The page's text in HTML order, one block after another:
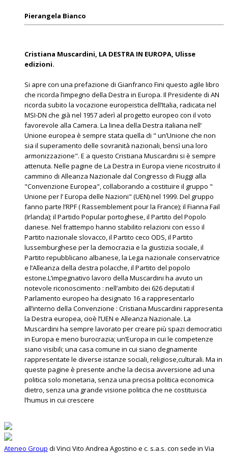
Pierangela Bianco
Cristiana Muscardini, LA DESTRA IN EUROPA, Ulisse
edizioni.
Si apre con una prefazione di Gianfranco Fini questo agile libro
che ricorda l’impegno della Destra in Europa. Il Presidente di AN
ricorda subito la vocazione europeistica dell’Italia, radicata nel
MSI-DN che già nel 1957 aderì al progetto europeo con il voto
favorevole alla Camera. La linea della Destra italiana nell’
Unione europea è sempre stata quella di " un’Unione che non
sia il superamento delle sovranità nazionali, bensì una loro
armonizzazione". E a questo Cristiana Muscardini si è sempre
attenuta. Nelle pagine de La Destra in Europa viene ricostruito il
cammino di Alleanza Nazionale dal Congresso di Fiuggi alla
"Convenzione Europea", collaborando a costituire il gruppo "
Unione per l’ Europa delle Nazioni" (UEN) nel 1999. Del gruppo
fanno parte l’RPF ( Rassemblement pour la France); il Fianna Fail
(Irlanda); il Partido Popular portoghese, il Partito del Popolo
danese. Nel frattempo hanno stabilito relazioni con esso il
Partito nazionale slovacco, il Partito ceco ODS, il Partito
lussemburghese per la democrazia e la giustizia sociale, il
Partito repubblicano albanese, la Lega nazionale conservatrice
e l’Alleanza della destra polacche, il Partito del popolo
estone.L’impegnativo lavoro della Muscardini ha avuto un
notevole riconoscimento : nell’ambito dei 626 deputati il
Parlamento europeo ha designato 16 a rappresentarlo
all’interno della Convenzione : Cristiana Muscardini rappresenta
la Destra europea, cioè l’UEN e Alleanza Nazionale. La
Muscardini ha sempre lavorato per creare più spazi democratici
in Europa e meno burocrazia; un’Europa in cui le competenze
siano visibili; una casa comune in cui siano degnamente
rappresentate le diverse istanze sociali, religiose,culturali. Ma in
queste pagine è presente anche la decisa avversione ad una
politica solo monetaria, senza una precisa politica economica
dietro, senza una grande visione politica che ne costituisca
l’humus in cui crescere
Ateneo Group di Vinci Vito Andrea Agostino e c. s.a.s. con sede in Via